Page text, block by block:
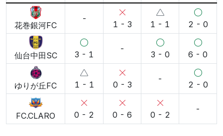
花巻銀河FC
-
1 - 3 1 - 1 2 - 0
仙台中⽥SC 3 - 1
-
3 - 0 6 - 0
ゆりが丘FC 1 - 1 0 - 3
-
2 - 0
FC.CLARO 0 - 2 0 - 6 0 - 2
-